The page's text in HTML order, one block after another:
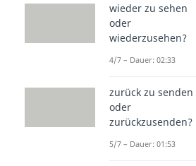
wieder zu sehen
oder
wiederzusehen?
4/7 – Dauer: 02:33
zurück zu senden
oder
zurückzusenden?
5/7 – Dauer: 01:53